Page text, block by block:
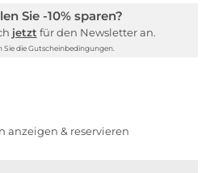
Sie -10% sparen?
jetzt für den Newsletter an.
Sie die Gutscheinbedingungen.
anzeigen & reservieren